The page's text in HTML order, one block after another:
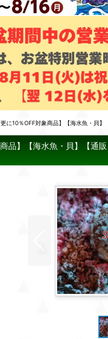
に10％OFF対象商品】【海水魚・貝
品】【海水魚・貝】【